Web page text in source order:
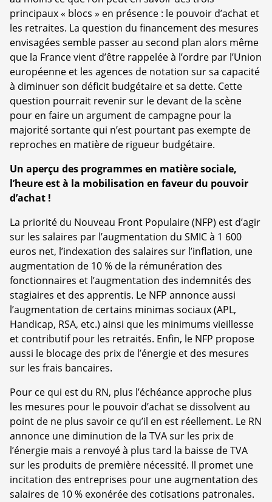
principaux « blocs » en présence : le pouvoir d’achat et
les retraites. La question du financement des mesures
envisagées semble passer au second plan alors même
que la France vient d’être rappelée à l’ordre par l’Union
européenne et les agences de notation sur sa capacité
à diminuer son déficit budgétaire et sa dette. Cette
question pourrait revenir sur le devant de la scène
pour en faire un argument de campagne pour la
majorité sortante qui n’est pourtant pas exempte de
reproches en matière de rigueur budgétaire.
Un aperçu des programmes en matière sociale,
l’heure est à la mobilisation en faveur du pouvoir
d’achat !
La priorité du Nouveau Front Populaire (NFP) est d’agir
sur les salaires par l’augmentation du SMIC à 1 600
euros net, l’indexation des salaires sur l’inflation, une
augmentation de 10 % de la rémunération des
fonctionnaires et l’augmentation des indemnités des
stagiaires et des apprentis. Le NFP annonce aussi
l’augmentation de certains minimas sociaux (APL,
Handicap, RSA, etc.) ainsi que les minimums vieillesse
et contributif pour les retraités. Enfin, le NFP propose
aussi le blocage des prix de l’énergie et des mesures
sur les frais bancaires.
Pour ce qui est du RN, plus l’échéance approche plus
les mesures pour le pouvoir d’achat se dissolvent au
point de ne plus savoir ce qu’il en est réellement. Le RN
annonce une diminution de la TVA sur les prix de
l’énergie mais a renvoyé à plus tard la baisse de TVA
sur les produits de première nécessité. Il promet une
incitation des entreprises pour une augmentation des
salaires de 10 % exonérée des cotisations patronales.